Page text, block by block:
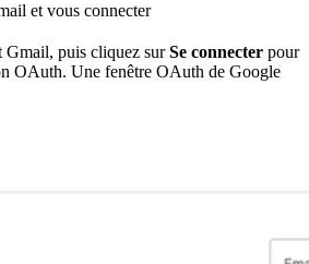
et vous connecter
Gmail, puis cliquez surSe connecter pour
OAuth. Une fenêtre OAuth de Google